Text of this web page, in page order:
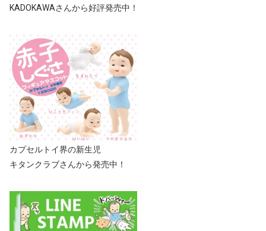
KADOKAWAさんから好評発売中！
カプセルトイ界の新生児
キタンクラブさんから発売中！